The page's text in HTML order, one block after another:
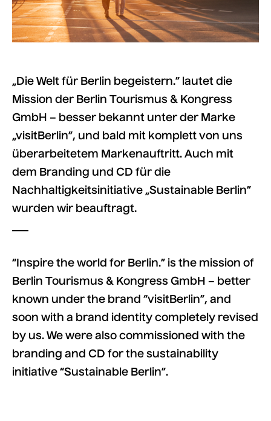
„Die Welt für Berlin begeistern.” lautet die
Mission der Berlin Tourismus & Kongress
GmbH – besser bekannt unter der Marke
„visitBerlin”, und bald mit komplett von uns
überarbeitetem Markenauftritt. Auch mit
dem Branding und CD für die
Nachhaltigkeitsinitiative „Sustainable Berlin”
wurden wir beauftragt.
“Inspire the world for Berlin.” is the mission of
Berlin Tourismus & Kongress GmbH – better
known under the brand “visitBerlin”, and
soon with a brand identity completely revised
by us. We were also commissioned with the
branding and CD for the sustainability
initiative “Sustainable Berlin”.